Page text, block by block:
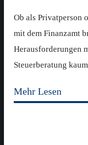
Ob als Privatperson
mit dem Finanzamt
Herausforderungen
Steuerberatung
Mehr Lesen